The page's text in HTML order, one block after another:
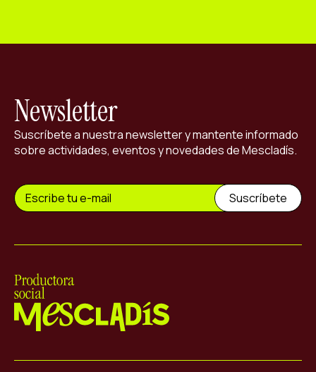
Newsletter
Suscríbete a nuestra newsletter y mantente informado
sobre actividades, eventos y novedades de Mescladís.